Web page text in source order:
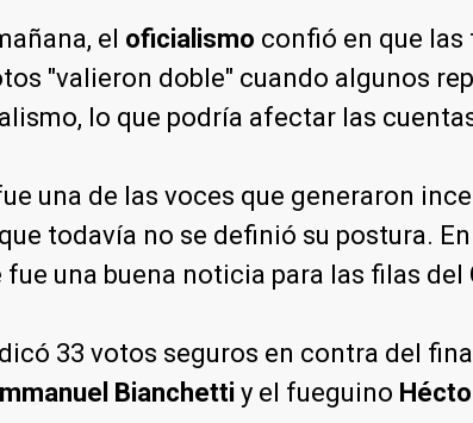
el oficialismo confió en que
"valieron doble" cuando algunos
lo que podría afectar las
una de las voces que generaron
todavía no se definió su postura.
una buena noticia para las filas del
33 votos seguros en contra del
Bianchettiy el fueguino